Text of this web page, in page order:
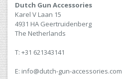
Dutch Gun Accessories
Karel V Laan 15
4931 HA Geertruidenberg
The Netherlands
T: +31 621343141
E: info@dutch-gun-accessories.com